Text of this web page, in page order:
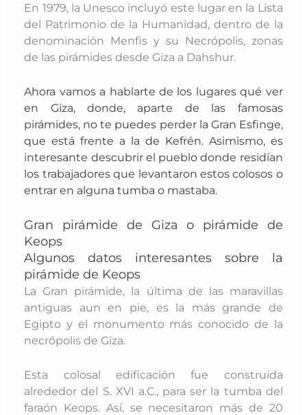
En 1979, la Unesco incluyó este lugar en la Lista
del Patrimonio de la Humanidad, dentro de la
denominación Menfis y su Necrópolis, zonas
de las pirámides desde Giza a Dahshur.
Ahora vamos a hablarte de los lugares qué ver
en Giza, donde, aparte de las famosas
pirámides, no te puedes perder la Gran Esfinge,
que está frente a la de Kefrén. Asimismo, es
interesante descubrir el pueblo donde residían
los trabajadores que levantaron estos colosos o
entrar en alguna tumba o mastaba.
Gran pirámide de Giza o pirámide de
Keops
Algunos datos interesantes sobre la
pirámide de Keops
La Gran pirámide, la última de las maravillas
antiguas aun en pie, es la más grande de
Egipto y el monumento más conocido de la
necrópolis de Giza.
Esta colosal edificación fue construida
alrededor del S. XVI a.C., para ser la tumba del
faraón Keops. Así, se necesitaron más de 20